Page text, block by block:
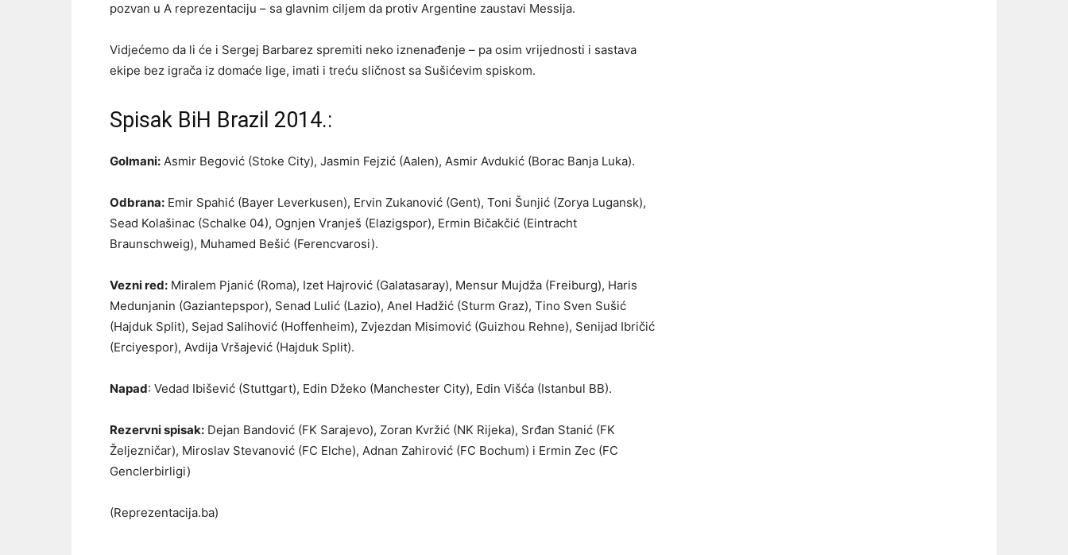
pozvan u A reprezentaciju – sa glavnim ciljem da protiv Argentine zaustavi Messija.
Vidjećemo da li će i Sergej Barbarez spremiti neko iznenađenje – pa osim vrijednosti i sastava
ekipe bez igrača iz domaće lige, imati i treću sličnost sa Sušićevim spiskom.
Spisak BiH Brazil 2014.:
Golmani: Asmir Begović (Stoke City), Jasmin Fejzić (Aalen), Asmir Avdukić (Borac Banja Luka).
Odbrana: Emir Spahić (Bayer Leverkusen), Ervin Zukanović (Gent), Toni Šunjić (Zorya Lugansk),
Sead Kolašinac (Schalke 04), Ognjen Vranješ (Elazigspor), Ermin Bičakčić (Eintracht
Braunschweig), Muhamed Bešić (Ferencvarosi).
Vezni red: Miralem Pjanić (Roma), Izet Hajrović (Galatasaray), Mensur Mujdža (Freiburg), Haris
Medunjanin (Gaziantepspor), Senad Lulić (Lazio), Anel Hadžić (Sturm Graz), Tino Sven Sušić
(Hajduk Split), Sejad Salihović (Hoffenheim), Zvjezdan Misimović (Guizhou Rehne), Senijad Ibričić
(Erciyespor), Avdija Vršajević (Hajduk Split).
Napad: Vedad Ibišević (Stuttgart), Edin Džeko (Manchester City), Edin Višća (Istanbul BB).
Rezervni spisak: Dejan Bandović (FK Sarajevo), Zoran Kvržić (NK Rijeka), Srđan Stanić (FK
Željezničar), Miroslav Stevanović (FC Elche), Adnan Zahirović (FC Bochum) i Ermin Zec (FC
Genclerbirligi)
(Reprezentacija.ba)